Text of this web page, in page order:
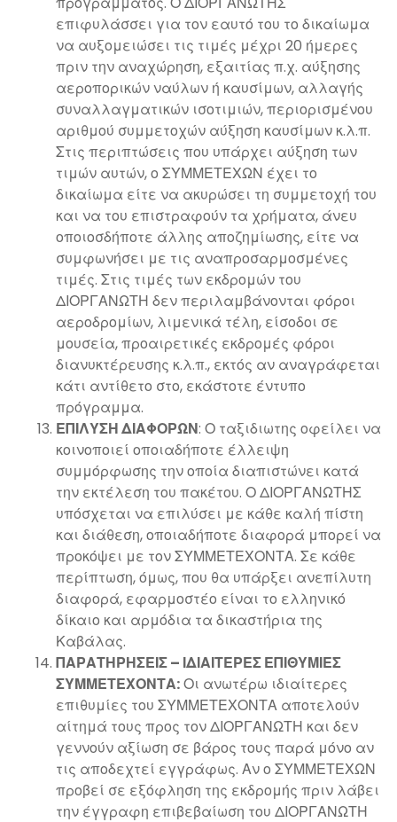
επιφυλάσσει για τον εαυτό του το δικαίωμα
να αυξομειώσει τις τιμές μέχρι 20 ήμερες
πριν την αναχώρηση, εξαιτίας π.χ. αύξησης
αεροπορικών ναύλων ή καυσίμων, αλλαγής
συναλλαγματικών ισοτιμιών, περιορισμένου
αριθμού συμμετοχών αύξηση καυσίμων κ.λ.π.
Στις περιπτώσεις που υπάρχει αύξηση των
τιμών αυτών, ο ΣΥΜΜΕΤΕΧΩΝ έχει το
δικαίωμα είτε να ακυρώσει τη συμμετοχή του
και να του επιστραφούν τα χρήματα, άνευ
οποιοσδήποτε άλλης αποζημίωσης, είτε να
συμφωνήσει με τις αναπροσαρμοσμένες
τιμές. Στις τιμές των εκδρομών του
ΔΙΟΡΓΑΝΩΤΗ δεν περιλαμβάνονται φόροι
αεροδρομίων, λιμενικά τέλη, είσοδοι σε
μουσεία, προαιρετικές εκδρομές φόροι
διανυκτέρευσης κ.λ.π., εκτός αν αναγράφεται
κάτι αντίθετο στο, εκάστοτε έντυπο
πρόγραμμα.
ΕΠΙΛΥΣΗ ΔΙΑΦΟΡΩΝ: Ο ταξιδιωτης οφείλει να
κοινοποιεί οποιαδήποτε έλλειψη
συμμόρφωσης την οποία διαπιστώνει κατά
την εκτέλεση του πακέτου. Ο ΔΙΟΡΓΑΝΩΤΗΣ
υπόσχεται να επιλύσει με κάθε καλή πίστη
και διάθεση, οποιαδήποτε διαφορά μπορεί να
προκόψει με τον ΣΥΜΜΕΤΕΧΟΝΤΑ. Σε κάθε
περίπτωση, όμως, που θα υπάρξει ανεπίλυτη
διαφορά, εφαρμοστέο είναι το ελληνικό
δίκαιο και αρμόδια τα δικαστήρια της
Καβάλας.
ΠΑΡΑΤΗΡΗΣΕΙΣ – ΙΔΙΑΙΤΕΡΕΣ ΕΠΙΘΥΜΙΕΣ
ΣΥΜΜΕΤΕΧΟΝΤΑ:Οι ανωτέρω ιδιαίτερες
επιθυμίες του ΣΥΜΜΕΤΕΧΟΝΤΑ αποτελούν
αίτημά τους προς τον ΔΙΟΡΓΑΝΩΤΗ και δεν
γεννούν αξίωση σε βάρος τους παρά μόνο αν
τις αποδεχτεί εγγράφως. Αν ο ΣΥΜΜΕΤΕΧΩΝ
προβεί σε εξόφληση της εκδρομής πριν λάβει
την έγγραφη επιβεβαίωση του ΔΙΟΡΓΑΝΩΤΗ